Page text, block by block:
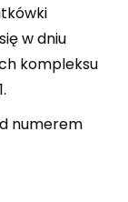
w dniu
kompleksu
numerem